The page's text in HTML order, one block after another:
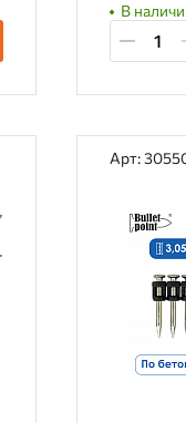
В
Арт: